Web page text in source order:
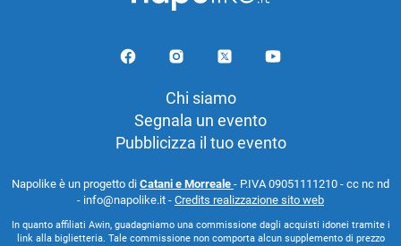
Chi siamo
Segnala un evento
Pubblicizza il tuo evento
Napolike è un progetto di Catani e Morreale - P.IVA 09051111210 - cc nc nd
- info@napolike.it - Credits realizzazione sito web
In quanto affiliati Awin, guadagniamo una commissione dagli acquisti idonei tramite i
link alla biglietteria. Tale commissione non comporta alcun supplemento di prezzo